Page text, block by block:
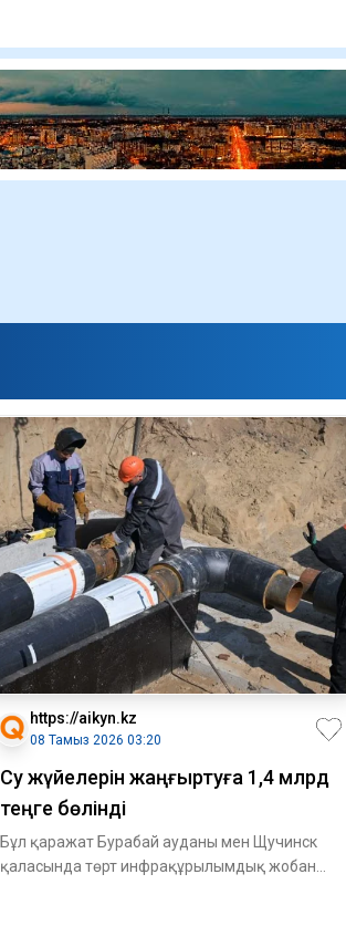
https://aikyn.kz
08 Тамыз 2026 03:20
Су жүйелерін жаңғыртуға 1,4 млрд
теңге бөлінді
Бұл қаражат Бурабай ауданы мен Щучинск
қаласында төрт инфрақұрылымдық жобаны